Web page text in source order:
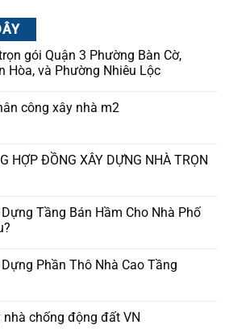
gói Quận 3 Phường Bàn Cờ,
Hòa, và Phường Nhiêu Lộc
công xây nhà m2
HỢP ĐỒNG XÂY DỰNG NHÀ TRỌN
Tầng Bán Hầm Cho Nhà Phố
Phần Thô Nhà Cao Tầng
chống động đất VN